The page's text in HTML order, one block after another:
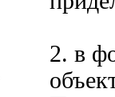
2. в